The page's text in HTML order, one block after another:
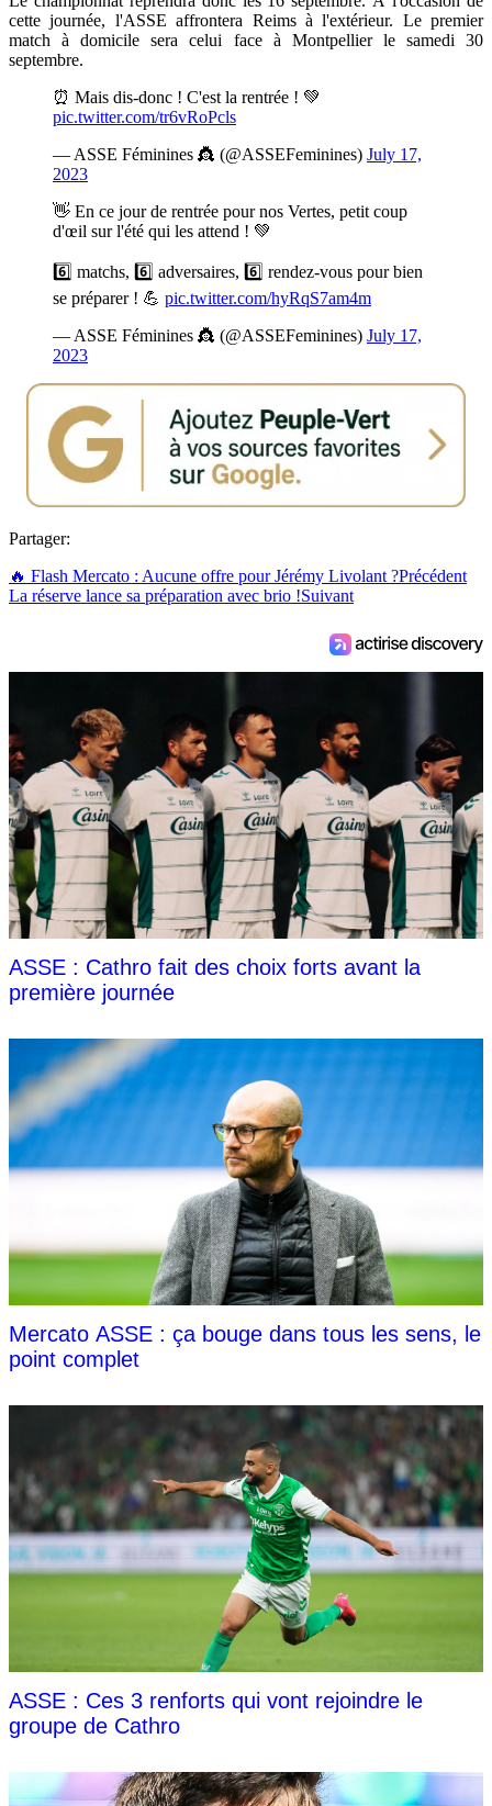
cette journée, l'ASSE affrontera Reims à l'extérieur. Le premier
match à domicile sera celui face à Montpellier le samedi 30
septembre.
⏰ Mais dis-donc ! C'est la rentrée ! 💚
pic.twitter.com/tr6vRoPcls
— ASSE Féminines 👸 (@ASSEFeminines) July 17,
2023
👋 En ce jour de rentrée pour nos Vertes, petit coup
d'œil sur l'été qui les attend ! 💚
6️⃣ matchs, 6️⃣ adversaires, 6️⃣ rendez-vous pour bien
se préparer ! 💪 pic.twitter.com/hyRqS7am4m
— ASSE Féminines 👸 (@ASSEFeminines) July 17,
2023
Partager:
🔥 Flash Mercato : Aucune offre pour Jérémy Livolant ?Précédent
La réserve lance sa préparation avec brio !Suivant
ASSE : Cathro fait des choix forts avant la
première journée
Mercato ASSE : ça bouge dans tous les sens, le
point complet
ASSE : Ces 3 renforts qui vont rejoindre le
groupe de Cathro